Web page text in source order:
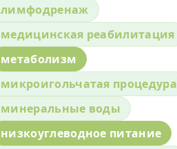
лимфодренаж
медицинская реабилитация
метаболизм
микроигольчатая процедура
минеральные воды
низкоуглеводное питание